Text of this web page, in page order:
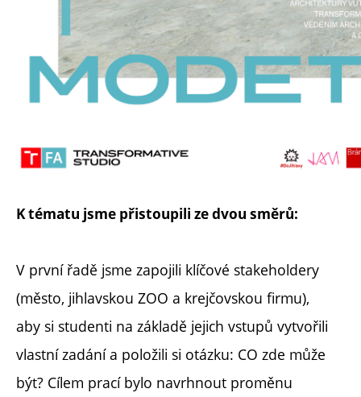
K tématu jsme přistoupili ze dvou směrů:
V první řadě jsme zapojili klíčové stakeholdery
(město, jihlavskou ZOO a krejčovskou firmu),
aby si studenti na základě jejich vstupů vytvořili
vlastní zadání a položili si otázku: CO zde může
být? Cílem prací bylo navrhnout proměnu